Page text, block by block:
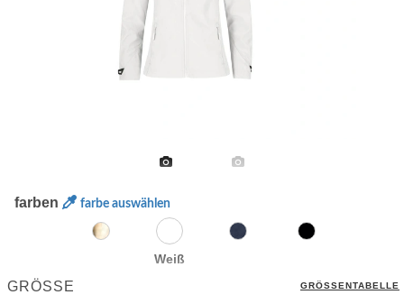
farben farbe auswählen
Weiß
GRÖSSE GRÖSSENTABELLE